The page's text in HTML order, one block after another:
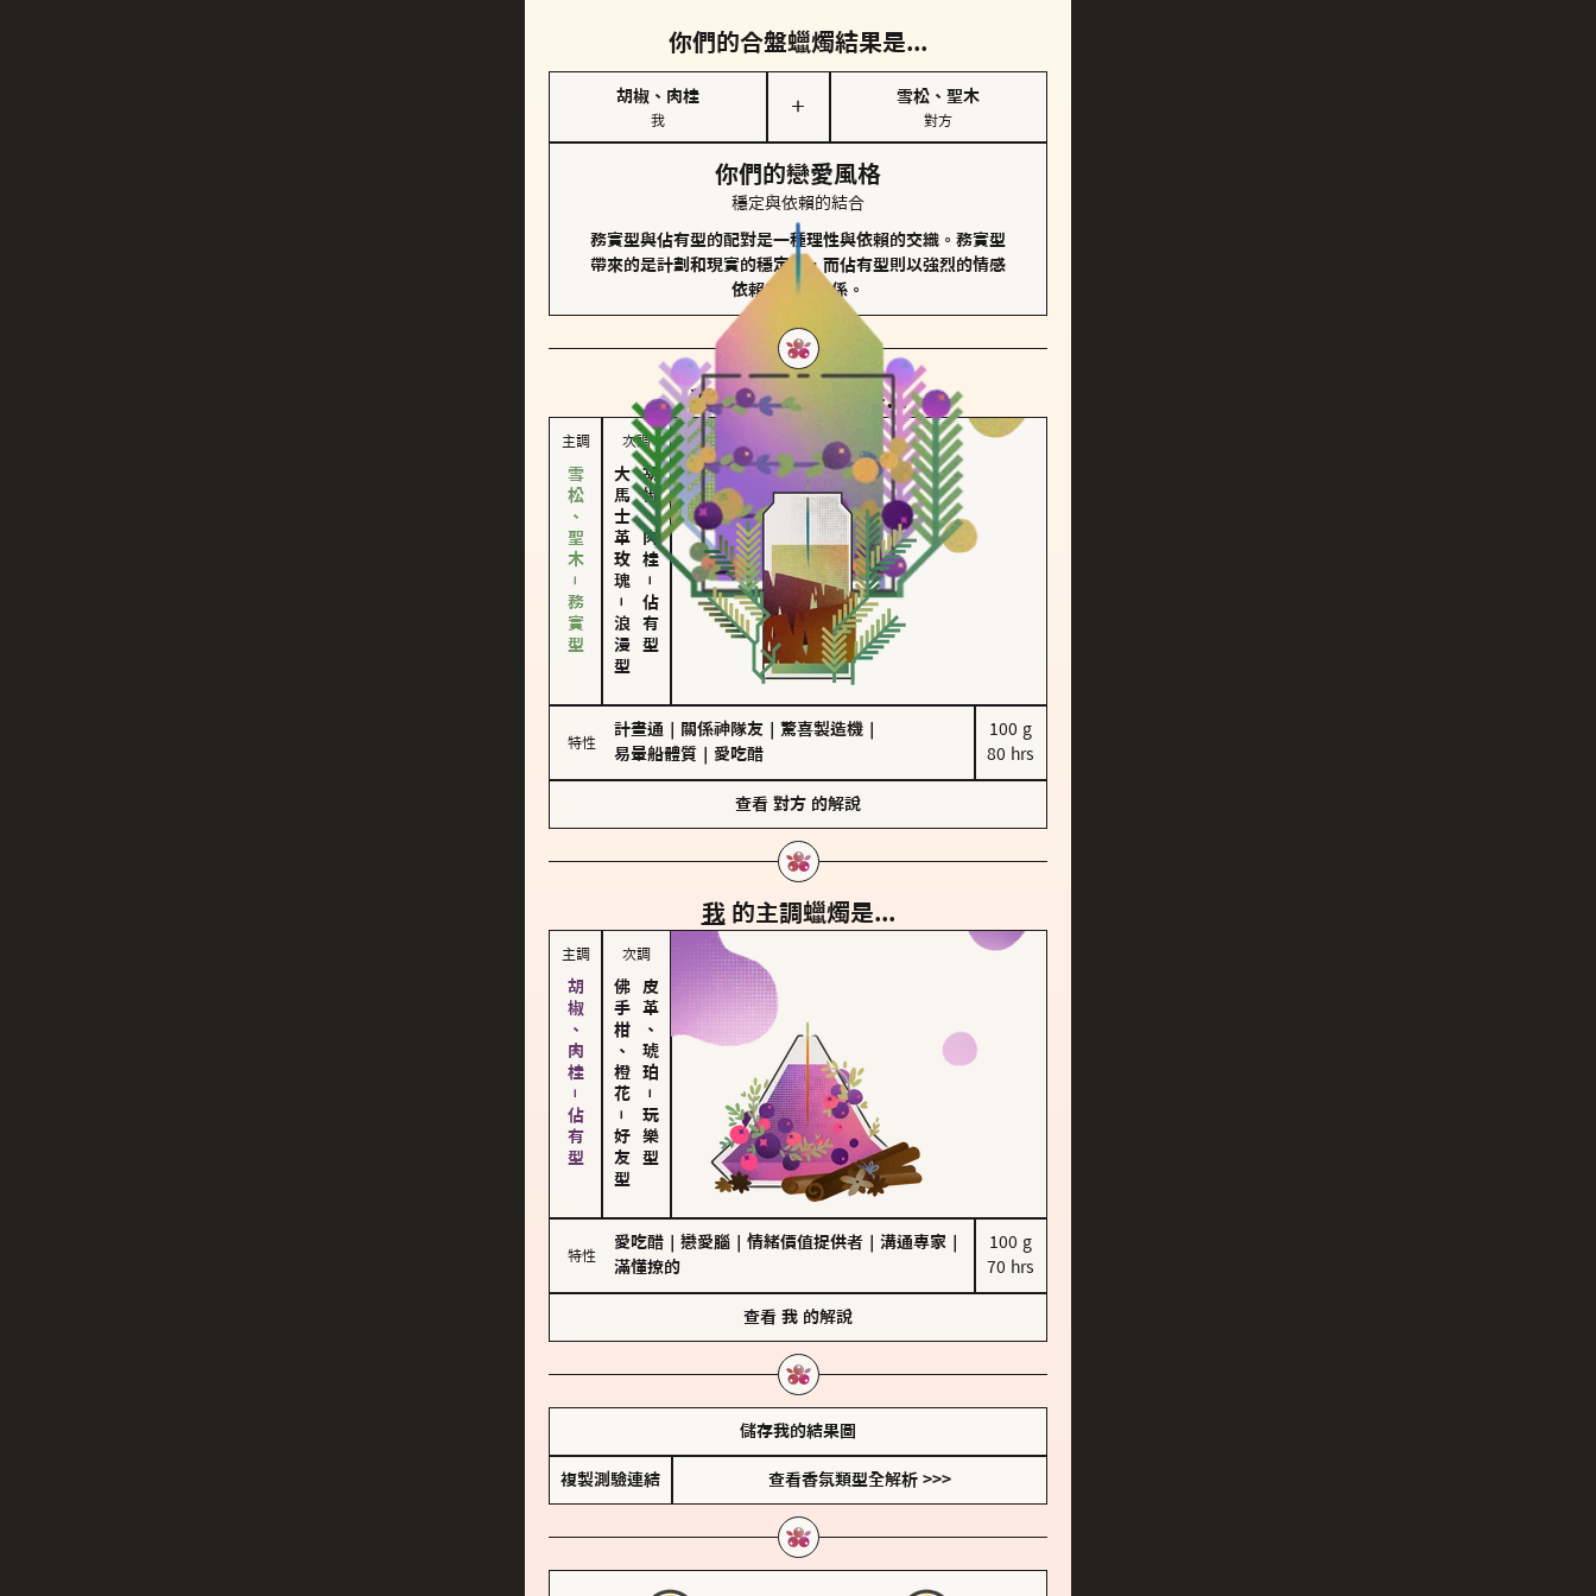
你們的合盤蠟燭結果是...
胡椒、肉桂
我
＋
雪松、聖木
對方
你們的戀愛風格
穩定與依賴的結合
務實型與佔有型的配對是一種理性與依賴的交織。務實型
帶來的是計劃和現實的穩定性，而佔有型則以強烈的情感
依賴來維護關係。
對方的主調蠟燭是...
主調
雪松、聖木－務實型
次調
大馬士革玫瑰
－
浪漫型
胡椒、肉桂
－
佔有型
特性
計畫通 關係神隊友 驚喜製造機
易暈船體質
愛吃醋
100 g
80 hrs
查看 對方 的解說
我 的主調蠟燭是...
主調
胡椒、肉桂－佔有型
次調
佛手柑、橙花
－
好友型
皮革、琥珀
－
玩樂型
特性
愛吃醋 戀愛腦 情緒價值提供者 溝通專家
滿懂撩的
100 g
70 hrs
查看 我 的解說
儲存我的結果圖
複製測驗連結 查看香氛類型全解析 >>>